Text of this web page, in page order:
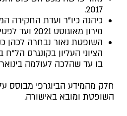
2017.
כיהנה כיו"ר ועדת החקירה
מירון מאוגוסט 2021 ועד לפטירתה.
השופטת נאור נבחרה לכהן
בו עד שהלכה לעולמה בינואר 2022.
חלק מהמידע הביוגרפי מבוסס
השופטת ומובא באישורה.